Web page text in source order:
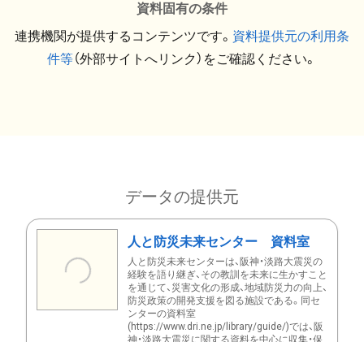
資料固有の条件
連携機関が提供するコンテンツです。 資料提供元の利用条
件等（外部サイトへリンク）をご確認ください。
データの提供元
人と防災未来センター 資料室
人と防災未来センターは、阪神・淡路大震災の
経験を語り継ぎ、その教訓を未来に生かすこと
を通じて、災害文化の形成、地域防災力の向上、
防災政策の開発支援を図る施設である。同セ
ンターの資料室
(https://www.dri.ne.jp/library/guide/)では、阪
神・淡路大震災に関する資料を中心に収集・保